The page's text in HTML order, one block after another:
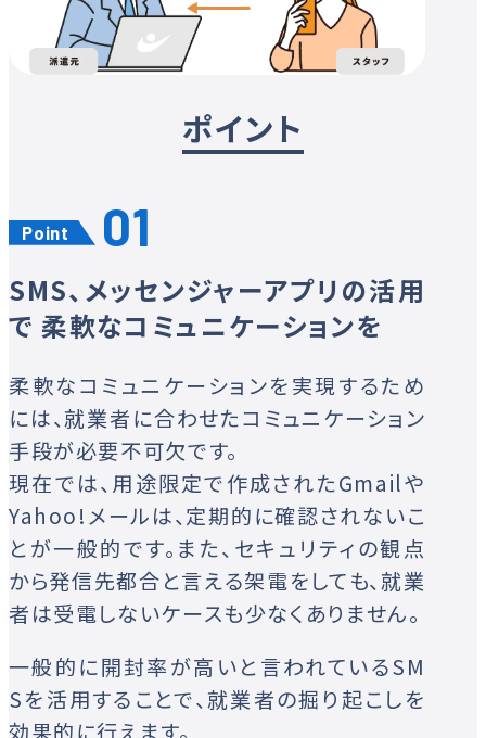
ポイント
Point
SMS、メッセンジャーアプリの活用
で 柔軟なコミュニケーションを
柔軟なコミュニケーションを実現するため
には、就業者に合わせたコミュニケーション
手段が必要不可欠です。
現在では、用途限定で作成されたGmailや
Yahoo!メールは、定期的に確認されないこ
とが一般的です。また、セキュリティの観点
から発信先都合と言える架電をしても、就業
者は受電しないケースも少なくありません。
一般的に開封率が高いと言われているSM
Sを活用することで、就業者の掘り起こしを
効果的に行えます。